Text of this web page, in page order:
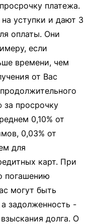
платежа.
уступки и дают 3
оплаты. Они
если
времени, чем
от Вас
за просрочку
0,10% от
0,03% от
для
карт. При
погашению
могут быть
задолженность -
долга. О